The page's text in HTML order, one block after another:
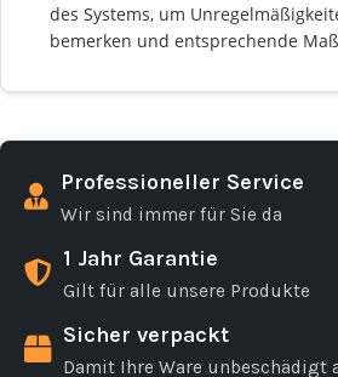
des Systems, um
bemerken und entsprechende
Professioneller Service
Wir sind immer für Sie da
1 Jahr Garantie
Gilt für alle unsere Produkte
Sicher verpackt
Damit Ihre Ware unbeschädigt